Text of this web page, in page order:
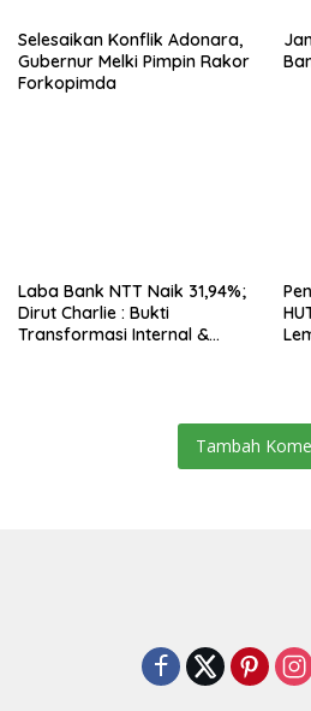
Selesaikan Konflik Adonara,
Gubernur Melki Pimpin Rakor
Forkopimda
Laba Bank NTT Naik 31,94%;
Dirut Charlie : Bukti
Transformasi Internal &
Tambah